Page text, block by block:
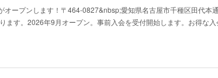
ープンします！〒464-0827&nbsp;愛知県名古屋市千種区田代本
ます。2026年9月オープン。事前入会を受付開始します。お得な